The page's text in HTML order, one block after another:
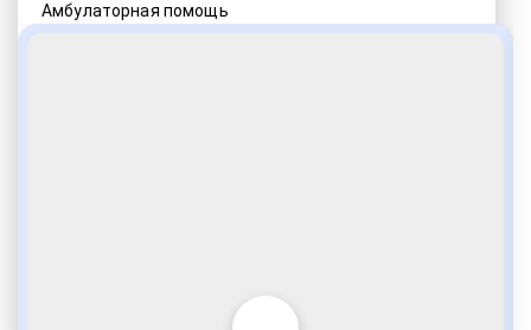
Амбулаторная помощь